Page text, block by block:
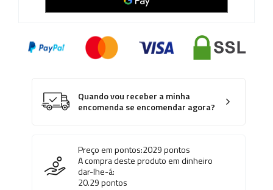
Quando vou receber a minha
encomenda se encomendar agora?
Preço em pontos:2029pontos
A compra deste produto em dinheiro
dar-lhe-á:
20.29pontos